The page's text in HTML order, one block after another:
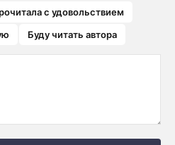
с удовольствием
Буду читать автора